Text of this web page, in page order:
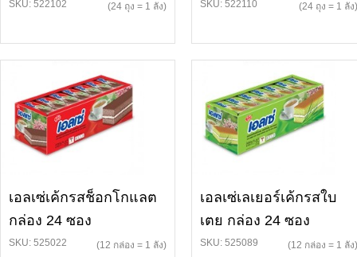
SKU: 522102 (24 ถุง = 1 ลัง) SKU: 522110 (24 ถุง = 1 ลัง)
เอลเซ่เค้กรสช็อกโกแลต
กล่อง 24 ซอง
SKU: 525022 (12 กล่อง = 1 ลัง)
เอลเซ่เลเยอร์เค้กรสใบ
เตย กล่อง 24 ซอง
SKU: 525089 (12 กล่อง = 1 ลัง)